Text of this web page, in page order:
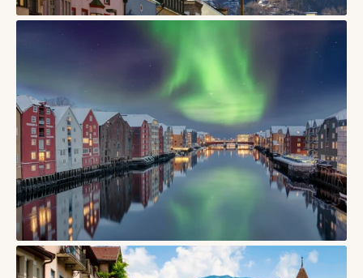
Інсбрук — місто в Австрії, де старий центр дивиться прямо
03/06/2026
СТАТТІ